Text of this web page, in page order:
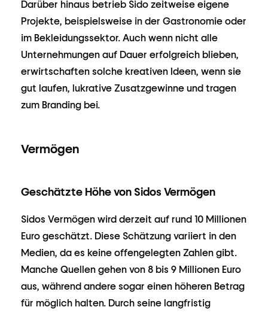
Darüber hinaus betrieb Sido zeitweise eigene
Projekte, beispielsweise in der Gastronomie oder
im Bekleidungssektor. Auch wenn nicht alle
Unternehmungen auf Dauer erfolgreich blieben,
erwirtschaften solche kreativen Ideen, wenn sie
gut laufen, lukrative Zusatzgewinne und tragen
zum Branding bei.
Vermögen
Geschätzte Höhe von Sidos Vermögen
Sidos Vermögen wird derzeit auf rund 10 Millionen
Euro geschätzt. Diese Schätzung variiert in den
Medien, da es keine offengelegten Zahlen gibt.
Manche Quellen gehen von 8 bis 9 Millionen Euro
aus, während andere sogar einen höheren Betrag
für möglich halten. Durch seine langfristig